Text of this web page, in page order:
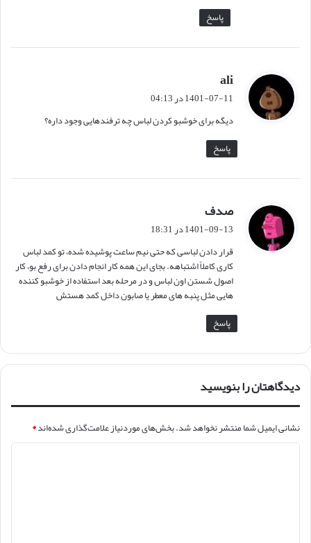
پاسخ
aliف
:
1401-07-11 در 04:13
دیگه برای خوشبو کردن لباس چه ترفندهایی وجود داره؟
پاسخ
صدفف
:
1401-09-13 در 18:31
قرار دادن لباسی که حتی نیم ساعت پوشیده شده، تو کمد لباس
کاری کاملاً اشتباهه. بجای این همه کار انجام دادن برای رفع بو، کار
اصول شستن اون لباس و در مرحله بعد استفاده از خوشبو کننده
هایی مثل پنبه های معطر یا صابون داخل کمد هستش
پاسخ
دیدگاهتان را بنویسید
نشانی ایمیل شما منتشر نخواهد شد.بخش‌های موردنیاز علامت‌گذاری شده‌اند*